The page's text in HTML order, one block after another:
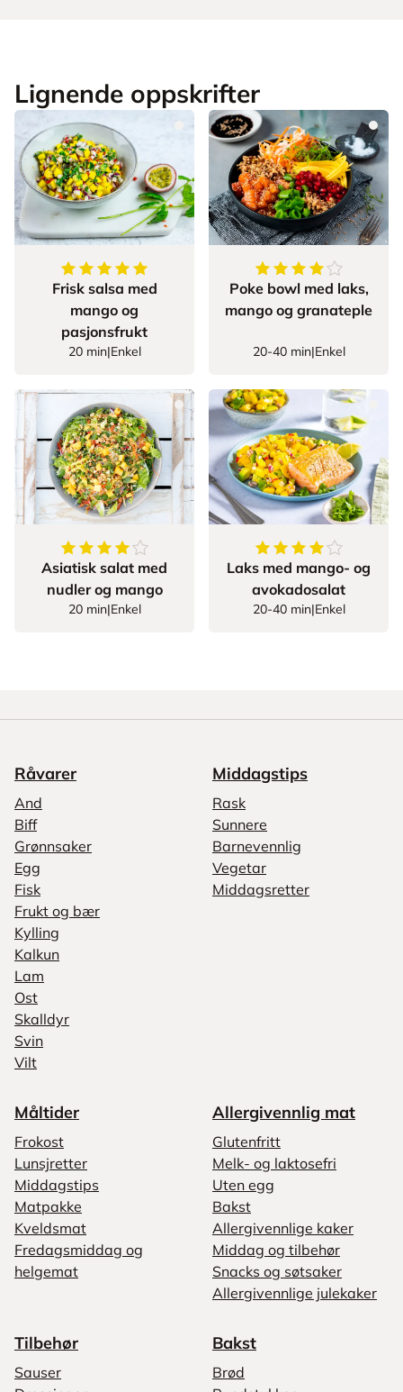
Lignende oppskrifter
5av5stjerner
Frisk salsa med
mango og
pasjonsfrukt
20 min|Enkel
4.78125av5
Poke bowl med laks,
mango og granateple
20-40 min|Enkel
4.416666666666667
stjerner
Asiatisk salat med
nudler og mango
20 min|Enkel
4.826086956521739
Laks med mango- og
avokadosalat
20-40 min|Enkel
Råvarer
And
Biff
Grønnsaker
Egg
Fisk
Frukt og bær
Kylling
Kalkun
Lam
Ost
Skalldyr
Svin
Vilt
Middagstips
Rask
Sunnere
Barnevennlig
Vegetar
Middagsretter
Måltider
Frokost
Lunsjretter
Middagstips
Matpakke
Kveldsmat
Fredagsmiddag og
helgemat
Allergivennlig mat
Glutenfritt
Melk- og laktosefri
Uten egg
Bakst
Allergivennlige kaker
Middag og tilbehør
Snacks og søtsaker
Allergivennlige julekaker
Tilbehør
Sauser
Bakst
Brød